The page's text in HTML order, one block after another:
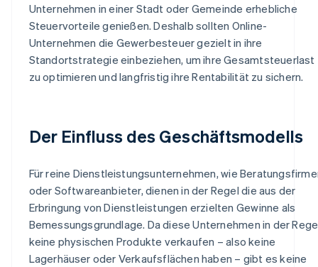
Unternehmen in einer Stadt oder Gemeinde erhebliche
Steuervorteile genießen. Deshalb sollten Online-
Unternehmen die Gewerbesteuer gezielt in ihre
Standortstrategie einbeziehen, um ihre Gesamtsteuerlast
zu optimieren und langfristig ihre Rentabilität zu sichern.
Der Einfluss des Geschäftsmodells
Für reine Dienstleistungsunternehmen, wie
oder Softwareanbieter, dienen in der Regel die aus der
Erbringung von Dienstleistungen erzielten Gewinne als
Bemessungsgrundlage. Da diese Unternehmen in der
keine physischen Produkte verkaufen – also keine
Lagerhäuser oder Verkaufsflächen haben – gibt es keine